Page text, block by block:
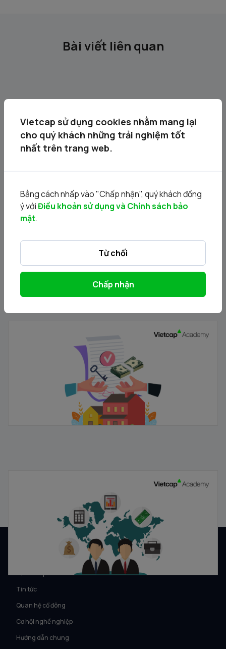
Bài viết liên quan
hạng
27/08/2025
Tin tức
Quan hệ cổ đông
Cơ hội nghề nghiệp
Hướng dẫn chung
Vietcap sử dụng cookies nhằm mang lại
cho quý khách những trải nghiệm tốt
nhất trên trang web.
Bằng cách nhấp vào "Chấp nhận", quý khách đồng
ý vớiĐiều khoản sử dụng và Chính sách bảo
mật.
Từ chối
Chấp nhận